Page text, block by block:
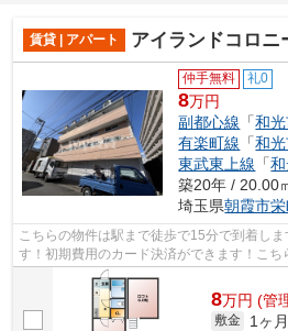
賃貸 | アパート アイランドコロニ
仲手無料 礼0
8万円
副都心線 「和
有楽町線 「和
東武東上線 「
築20年 / 20.00
埼玉県朝霞市
こちらの物件は駅まで徒歩で15分で到着し
す！初期費用のカード決済ができます！こ
でどなた様の健康にも良いおすすめの...
8万円 (管
敷金 1ヶ月